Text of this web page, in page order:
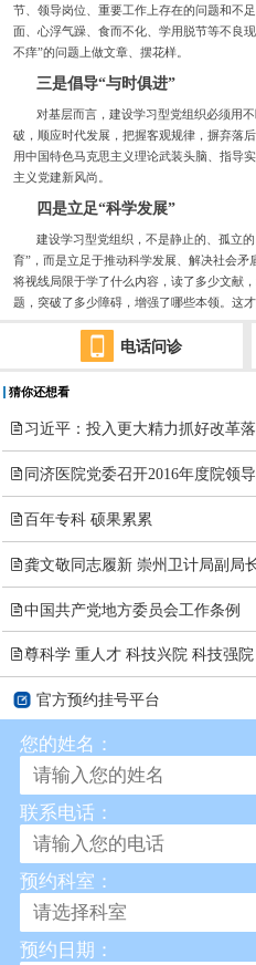
节、领导岗位、重要工作上存在的问题和不
面、心浮气躁、食而不化、学用脱节等不良
不痒”的问题上做文章、摆花样。
三是倡导“与时俱进”
对基层而言，建设学习型党组织必须用
破，顺应时代发展，把握客观规律，摒弃落
用中国特色马克思主义理论武装头脑、指导
主义党建新风尚。
四是立足“科学发展”
建设学习型党组织，不是静止的、孤立
育”，而是立足于推动科学发展、解决社会
将视线局限于学了什么内容，读了多少文献
题，突破了多少障碍，增强了哪些本领。这
电话问诊
猜你还想看
 习近平：投入更大精力抓好改革
 同济医院党委召开2016年度院领
百年专科 硕果累累
龚文敬同志履新 崇州卫计局副局
中国共产党地方委员会工作条例
尊科学 重人才 科技兴院 科技强院
官方预约挂号平台
您的姓名：
联系电话：
预约科室：
预约日期：